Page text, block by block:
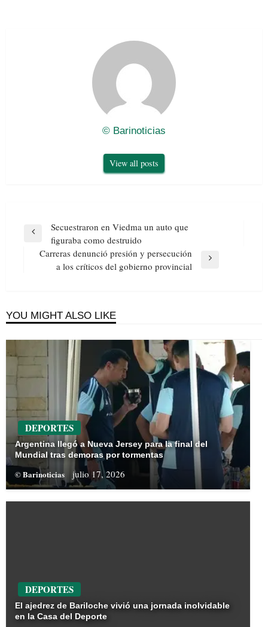
© Barinoticias
View all posts
Navegación
entradas
Previous
Secuestraron en Viedma un auto que
figuraba como destruido
Carreras denunció presión y persecución
a los críticos del gobierno provincial
YOU MIGHT ALSO LIKE
DEPORTES
Argentina llegó a Nueva Jersey para la final del
Mundial tras demoras por tormentas
© Barinoticias julio 17, 2026
DEPORTES
El ajedrez de Bariloche vivió una jornada inolvidable
en la Casa del Deporte